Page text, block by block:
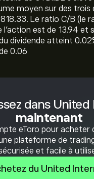
dans
maintenant
eToro pour acheter
une plateforme de
et facile à
du United
moyen sur des trois
Le ratio C/B (le
l'action est de 13.94 et
dividende atteint
0.06